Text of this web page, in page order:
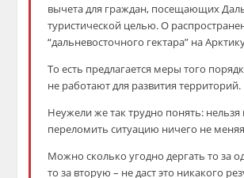
вычета для граждан, посещающих
туристической целью. О
“дальневосточного гектара” на
То есть предлагается меры того
не работают для развития территорий.
Неужели же так трудно понять: нельзя
переломить ситуацию ничего не
Можно сколько угодно дергать то за
то за вторую – не даст это никакого